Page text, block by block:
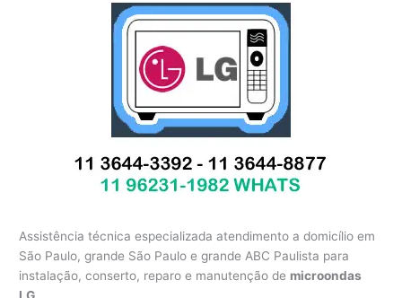
Assistência técnica especializada atendimento a domicílio em
São Paulo, grande São Paulo e grande ABC Paulista para
instalação, conserto, reparo e manutenção de microondas